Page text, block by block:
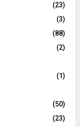
(23)
(3)
(88)
(2)
(1)
(50)
(23)